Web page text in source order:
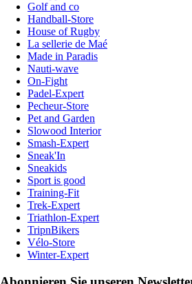
Golf and co
Handball-Store
House of Rugby
La sellerie de Maé
Made in Paradis
Nauti-wave
On-Fight
Padel-Expert
Pecheur-Store
Pet and Garden
Slowood Interior
Smash-Expert
Sneak'In
Sneakids
Sport is good
Training-Fit
Trek-Expert
Triathlon-Expert
TripnBikers
Vélo-Store
Winter-Expert